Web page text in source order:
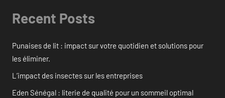
Recent Posts
Punaises de lit : impact sur votre quotidien et solutions pour
les éliminer.
L’impact des insectes sur les entreprises
Eden Sénégal : literie de qualité pour un sommeil optimal